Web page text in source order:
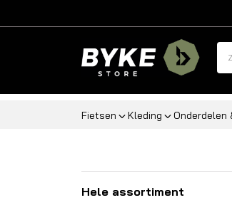
Fietsen Kleding Onderdelen
Hele assortiment